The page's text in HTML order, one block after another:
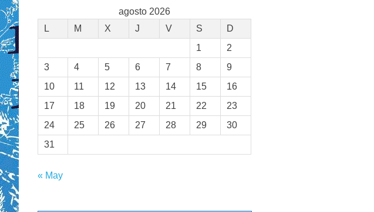
agosto 2026
L
M X J V S
D
1
2
3
4 5 6 7 8
9
10
11 12 13 14 15
16
17
18 19 20 21 22
23
24
25 26 27 28 29
30
31
« May